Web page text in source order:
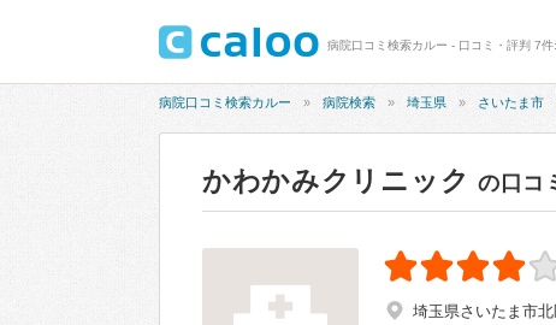
病院口コミ検索カルー - 口コミ・評判 7
病院口コミ検索カルー 病院検索 埼玉県 さいたま市
かわかみクリニック の口コ
埼玉県さいたま市